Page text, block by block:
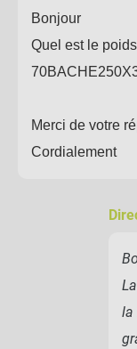
Bonjour
Quel est le
Merci de votre
Cordialement
la